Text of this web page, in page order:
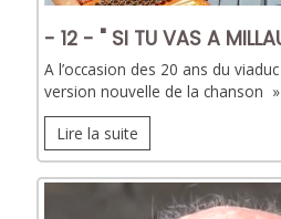
- 12 - " SI TU VAS A
A l’occasion des 20 ans du
version nouvelle de la chanson
Lire la suite